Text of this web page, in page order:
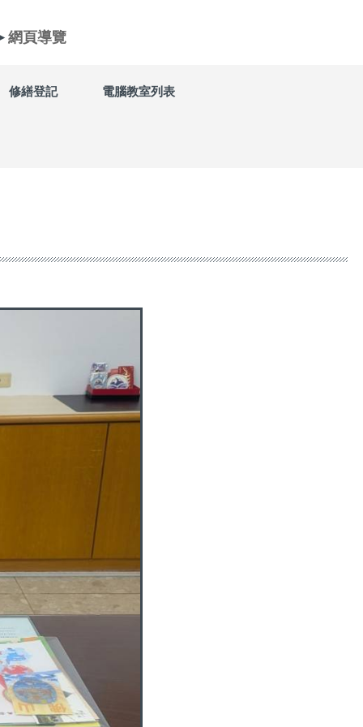
網頁導覽
修繕登記 電腦教室列表